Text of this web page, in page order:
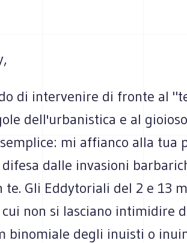
di intervenire di fronte al
dell'urbanistica e al
mi affianco alla tua
dalle invasioni
te. Gli Eddytoriali del 2 e 13
non si lasciano intimidire
binomiale degli inuisti o